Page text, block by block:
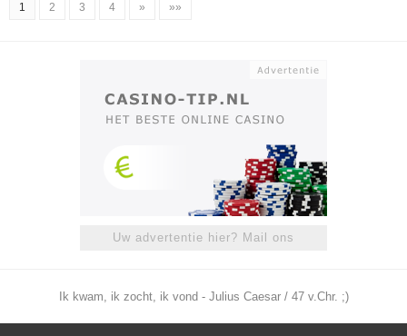
1 2 3 4 » »»
Uw advertentie hier? Mail ons
Ik kwam, ik zocht, ik vond - Julius Caesar / 47 v.Chr. ;)